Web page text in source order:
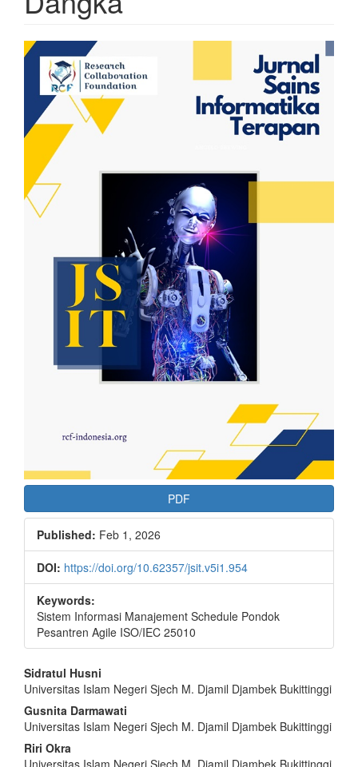
Article
Sidebar
PDF
Published: Feb 1, 2026
DOI: https://doi.org/10.62357/jsit.v5i1.954
Keywords:
Sistem Informasi Manajement Schedule Pondok
Pesantren Agile ISO/IEC 25010
Main
Article
Content
Sidratul Husni
Universitas Islam Negeri Sjech M. Djamil Djambek Bukittinggi
Gusnita Darmawati
Universitas Islam Negeri Sjech M. Djamil Djambek Bukittinggi
Riri Okra